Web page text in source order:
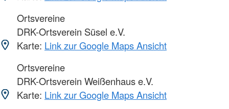
Ortsvereine
DRK-Ortsverein Süsel e.V.
Karte: Link zur Google Maps Ansicht
Ortsvereine
DRK-Ortsverein Weißenhaus e.V.
Karte: Link zur Google Maps Ansicht